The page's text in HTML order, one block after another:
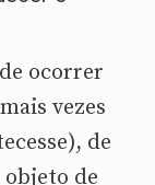
ocorrer
vezes
de
de